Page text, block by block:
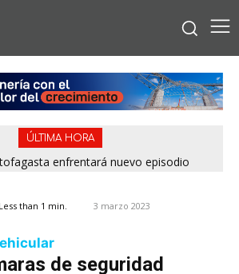
ÚLTIMA HORA
enfrentará nuevo episodio
Less than 1 min. 3 marzo 2023
de seguridad